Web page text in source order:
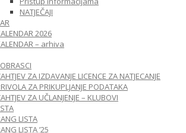
NATJEČAJI
2026
– arhiva
ZA IZDAVANJE LICENCE ZA NATJECANJE
ZA PRIKUPLJANJE PODATAKA
ZA UČLANJENJE – KLUBOVI
LISTA
LISTA ’25